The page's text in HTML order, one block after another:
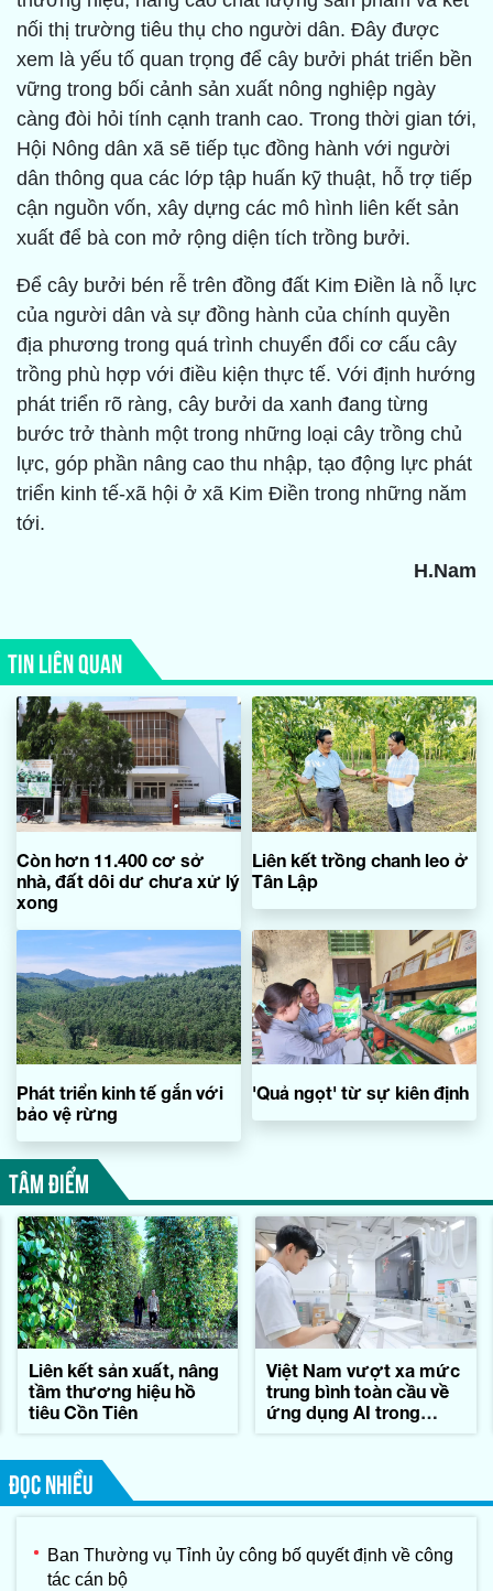
nối thị trường tiêu thụ cho người dân. Đây được
xem là yếu tố quan trọng để cây bưởi phát triển bền
vững trong bối cảnh sản xuất nông nghiệp ngày
càng đòi hỏi tính cạnh tranh cao. Trong thời gian tới,
Hội Nông dân xã sẽ tiếp tục đồng hành với người
dân thông qua các lớp tập huấn kỹ thuật, hỗ trợ tiếp
cận nguồn vốn, xây dựng các mô hình liên kết sản
xuất để bà con mở rộng diện tích trồng bưởi.
Để cây bưởi bén rễ trên đồng đất Kim Điền là nỗ lực
của người dân và sự đồng hành của chính quyền
địa phương trong quá trình chuyển đổi cơ cấu cây
trồng phù hợp với điều kiện thực tế. Với định hướng
phát triển rõ ràng, cây bưởi da xanh đang từng
bước trở thành một trong những loại cây trồng chủ
lực, góp phần nâng cao thu nhập, tạo động lực phát
triển kinh tế-xã hội ở xã Kim Điền trong những năm
tới.
H.Nam
TIN LIÊN QUAN
Còn hơn 11.400 cơ sở
nhà, đất dôi dư chưa xử lý
xong
Liên kết trồng chanh leo ở
Tân Lập
Phát triển kinh tế gắn với
bảo vệ rừng
'Quả ngọt' từ sự kiên định
TÂM ĐIỂM
Liên kết sản xuất, nâng
tầm thương hiệu hồ
tiêu Cồn Tiên
Việt Nam vượt xa mức
trung bình toàn cầu về
ứng dụng AI trong
ĐỌC NHIỀU
Ban Thường vụ Tỉnh ủy công bố quyết định về công
tác cán bộ